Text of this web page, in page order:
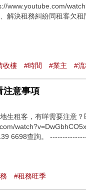
www.youtube.com/
解決租務糾紛同租客欠
收樓 #時間 #業主 #流
注意事項
生租客，有咩需要注意
6698查詢。
#租務旺季